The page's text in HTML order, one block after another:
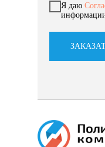
Я даю